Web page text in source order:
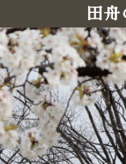
田舟